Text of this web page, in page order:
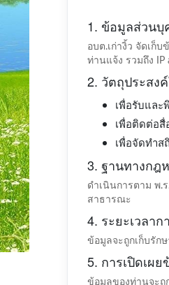
1. ข้อมูลส่วนบุ
อบต.เก่างิ้ว จัดเก็
ท่านแจ้ง รวมถึง IP
2. วัตถุประสง
เพื่อรับและ
เพื่อติดต่อสื่
เพื่อจัดทำส
3. ฐานทางกฎ
ดำเนินการตาม พ.
สาธารณะ
4. ระยะเวลาก
ข้อมูลจะถูกเก็บรัก
5. การเปิดเผ
ข้อมูลของท่านจะถู